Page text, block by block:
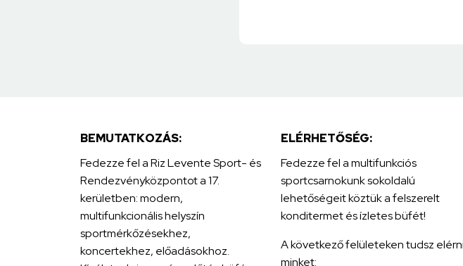
BEMUTATKOZÁS:
Fedezze fel a Riz Levente Sport- és
Rendezvényközpontot a 17.
kerületben: modern,
multifunkcionális helyszín
sportmérkőzésekhez,
koncertekhez, előadásokhoz.
ELÉRHETŐSÉG:
Fedezze fel a multifunkciós
sportcsarnokunk sokoldalú
lehetőségeit köztük a felszerelt
konditermet és ízletes büfét!
A következő felületeken tudsz elérni
minket: